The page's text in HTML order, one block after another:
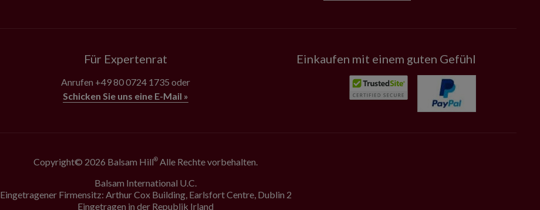
Für Expertenrat
Anrufen +49 80 0724 1735 oder
Schicken Sie uns eine E-Mail »
Einkaufen mit einem guten Gefühl
Copyright© 2026 Balsam Hill® Alle Rechte vorbehalten.
Balsam International U.C.
Eingetragener Firmensitz: Arthur Cox Building, Earlsfort Centre, Dublin 2
Eingetragen in der Republik Irland